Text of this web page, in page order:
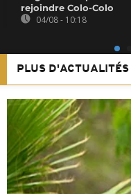
rejoindre Colo-Colo
04/08 - 10:18
PLUS D'ACTUALITÉS